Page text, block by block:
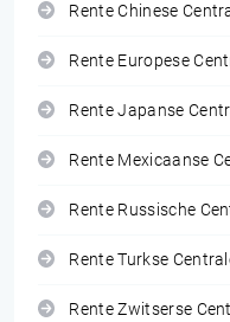
Rente Chinese
Rente Europese
Rente Japanse
Rente Mexicaanse
Rente Russische
Rente Turkse
Rente Zwitserse